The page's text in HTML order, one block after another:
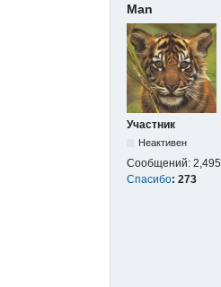
Man
Участник
Неактивен
Сообщений: 2,495
Спасибо: 273